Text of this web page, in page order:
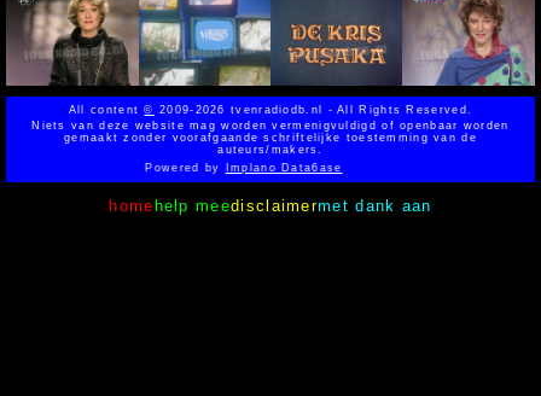
All content© 2009-2026 tvenradiodb.nl - All Rights Reserved.
Niets van deze website mag worden vermenigvuldigd of openbaar worden
gemaakt zonder voorafgaande schriftelijke toestemming van de
auteurs/makers.
Powered byImplano Data6ase
home help meedisclaimermet dank aan